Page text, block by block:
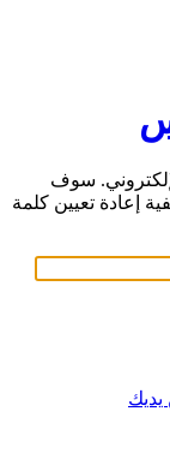
سوف
إعادة تعيين كلمة
يديك